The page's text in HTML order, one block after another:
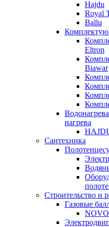
Hajdu
Royal
Ballu
Eltron
Biawar
нагрева
Сантехника
Строительство и
Газовые